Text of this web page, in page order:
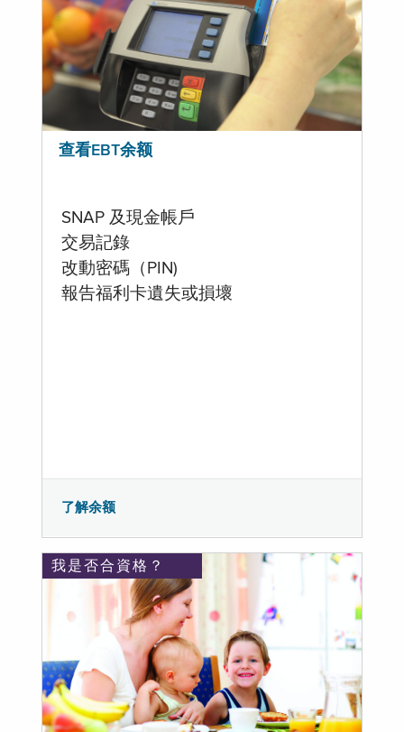
查看EBT余额
SNAP 及現金帳戶
交易記錄
改動密碼（PIN)
報告福利卡遺失或損壞
了解余额
我是否合資格？